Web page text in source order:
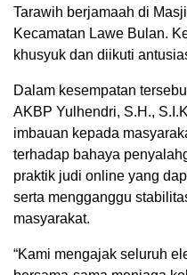
Tarawih berjamaah di
Kecamatan Lawe Bulan.
khusyuk dan diikuti
Dalam kesempatan
AKBP Yulhendri, S.H.,
imbauan kepada
terhadap bahaya
praktik judi online yang
serta mengganggu
masyarakat.
“Kami mengajak seluruh